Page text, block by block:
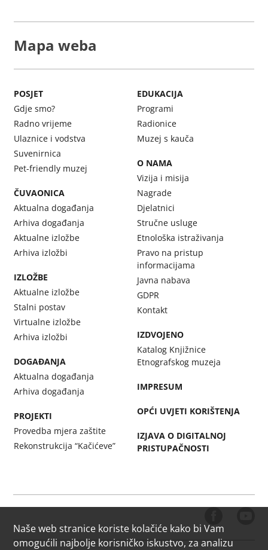
Mapa weba
POSJET
Gdje smo?
Radno vrijeme
Ulaznice i vodstva
Suvenirnica
Pet-friendly muzej
ČUVAONICA
Aktualna događanja
Arhiva događanja
Aktualne izložbe
Arhiva izložbi
IZLOŽBE
Aktualne izložbe
Stalni postav
Virtualne izložbe
Arhiva izložbi
DOGAĐANJA
Aktualna događanja
Arhiva događanja
PROJEKTI
Provedba mjera zaštite
Rekonstrukcija “Kačićeve”
EDUKACIJA
Programi
Radionice
Muzej s kauča
O NAMA
Vizija i misija
Nagrade
Djelatnici
Stručne usluge
Etnološka istraživanja
Pravo na pristup
informacijama
Javna nabava
GDPR
Kontakt
IZDVOJENO
Katalog Knjižnice
Etnografskog muzeja
IMPRESUM
OPĆI UVJETI KORIŠTENJA
IZJAVA O DIGITALNOJ
PRISTUPAČNOSTI
Naše web stranice koriste kolačiće kako bi Vam
omogućili najbolje korisničko iskustvo, za analizu